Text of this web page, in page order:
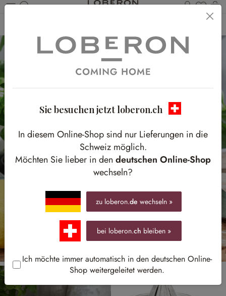
Du
Sie besuchen jetzt loberon.ch
In diesem Online-Shop sind nur Lieferungen in die
Schweiz möglich.
Möchten Sie lieber in den deutschen Online-Shop
wechseln?
zu loberon.de wechseln »
bei loberon.ch bleiben »
Ich möchte immer automatisch in den deutschen Online-
Shop weitergeleitet werden.